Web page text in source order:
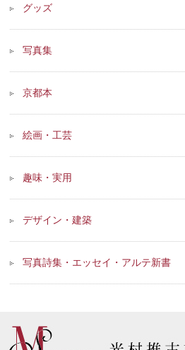
グッズ
写真集
京都本
絵画・工芸
趣味・実用
デザイン・建築
写真詩集・エッセイ・アルテ新書